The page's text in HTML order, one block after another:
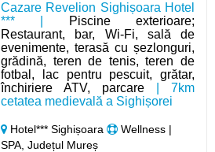
Cazare Revelion Sighișoara Hotel
*** |
Piscine exterioare;
Restaurant, bar, Wi-Fi, sală de
evenimente, terasă cu șezlonguri,
grădină, teren de tenis, teren de
fotbal, lac pentru pescuit, grătar,
închiriere ATV, parcare | 7km
cetatea medievală a Sighișorei
Hotel*** Sighișoara
Wellness |
SPA, Județul Mureș